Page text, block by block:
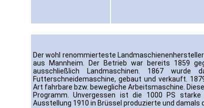
Der wohl renommierteste
aus Mannheim. Der Betrieb war bereits 1859
ausschließlich Landmaschinen. 1867
Futterschneidemaschine, gebaut und verkauft.
Art fahrbare bzw. bewegliche Arbeitsmaschine.
Programm. Unvergessen ist die 1000 PS
Ausstellung 1910 in Brüssel produzierte und damals